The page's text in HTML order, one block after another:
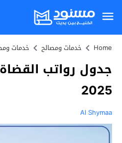
Home خدمات ومصالح خدمات
جدول رواتب
2025
Al Shymaa